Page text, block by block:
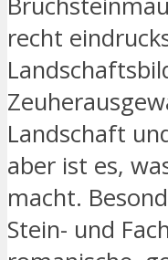
recht
Landschaft
aber ist es,
macht.
Stein- und